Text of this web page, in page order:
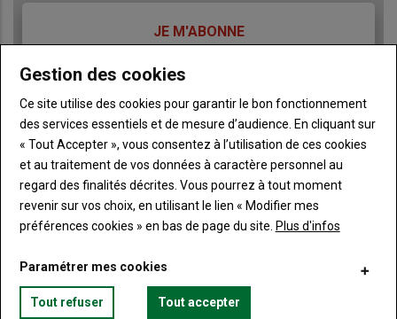
JE M'ABONNE
Body A partir de 85€
Lien JE M'ABONNE
Liste
à
puce
Accédez à tous les articles du site Terre de Touraine
Consultez le journal Terre de Touraine au format
numérique, sur tous les supports
newsletter du journal Terre de Touraine
Gestion des cookies
Ce site utilise des cookies pour garantir le bon fonctionnement
des services essentiels et de mesure d’audience. En cliquant sur
« Tout Accepter », vous consentez à l’utilisation de ces cookies
et au traitement de vos données à caractère personnel au
regard des finalités décrites. Vous pourrez à tout moment
revenir sur vos choix, en utilisant le lien « Modifier mes
préférences cookies » en bas de page du site. Plus d'infos
Paramétrer mes cookies
Tout refuser Tout accepter